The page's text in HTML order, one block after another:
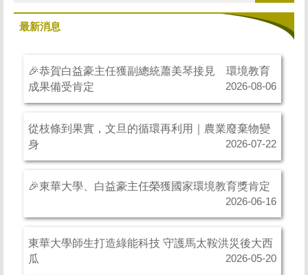
最新消息
🎉恭賀白益豪主任獲副總統蕭美琴接見 環境教育
成果備受肯定
2026-08-06
從枝條到果實，文旦的循環再利用｜農業廢棄物變
身
2026-07-22
🎉東華大學、白益豪主任榮獲國家環境教育獎肯定
2026-06-16
東華大學師生打造綠能科技 守護馬太鞍洪災後大西
瓜
2026-05-20